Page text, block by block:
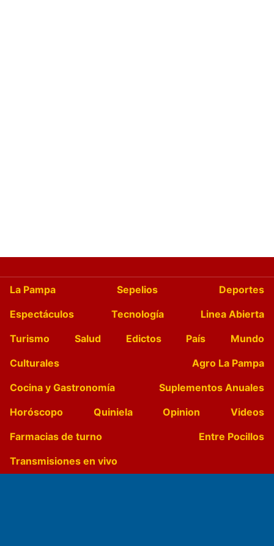
La Pampa Sepelios
Deportes
Espectáculos
Tecnología
Linea Abierta
Turismo
Salud Edictos País
Mundo
Culturales
Agro La Pampa
Cocina y Gastronomía
Suplementos Anuales
Horóscopo
Quiniela Opinion
Videos
Farmacias de turno
Entre Pocillos
Transmisiones en vivo